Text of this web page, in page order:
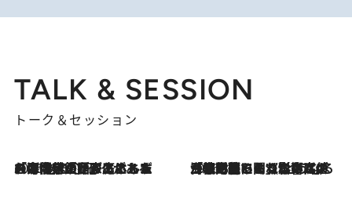
TALK & SESSION
トーク＆セッション
2026.8.3
「今後値上げがあるとすれば…」「リスクがあるのは今年の冬」エネルギー専門家が語る、ホルムズ海峡封鎖が家庭にもたらす“ある心配” 2026.8.3
「住宅建てられない…」「サーチャージ料の高値が続いている」ホルムズ海峡封鎖による影響はいつまで続く？《エネルギー専門家に聞く“どうなる日本の暮らし”》